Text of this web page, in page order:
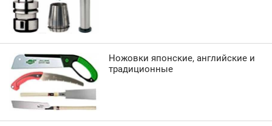
Ножовки японские, английские и
традиционные